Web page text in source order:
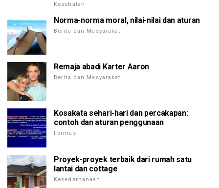
Kesehatan
Norma-norma moral, nilai-nilai dan aturan
Berita dan Masyarakat
Remaja abadi Karter Aaron
Berita dan Masyarakat
Kosakata sehari-hari dan percakapan:
contoh dan aturan penggunaan
Formasi
Proyek-proyek terbaik dari rumah satu
lantai dan cottage
Kesederhanaan